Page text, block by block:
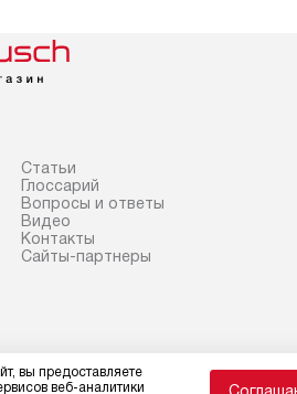
Cтатьи
Глоссарий
Вопросы и ответы
Видео
Контакты
Сайты-партнеры
вы предоставляете
веб-аналитики